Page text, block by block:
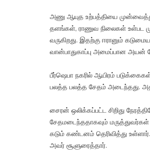
அணு ஆயுத உற்பத்தியை
தளங்கள், ராணுவ நிலைகள் உள்பட
வருகிறது. இதற்கு ஈரானும்
வான்பாதுகாப்பு அமைப்பான அயன்
பீர்ஷெபா நகரில் ஆயிரம்
பலத்த பலத்த சேதம் அடைந்தது.
சைரன் ஒலிக்கப்பட்ட சிறிது
சேதமடைந்ததாகவும்
கடும் கண்டனம் தெரிவித்து
அவர் சூளுரைத்தார்.